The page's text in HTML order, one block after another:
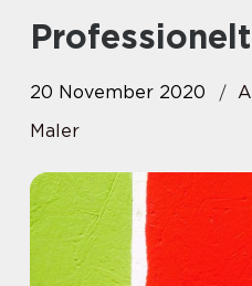
20 November 2020
Maler